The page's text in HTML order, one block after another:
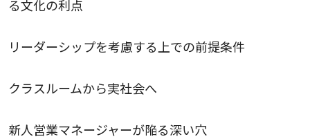
る文化の利点
リーダーシップを考慮する上での前提条件
クラスルームから実社会へ
新人営業マネージャーが陥る深い穴